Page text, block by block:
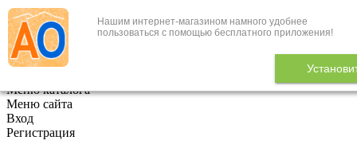
Нашим интернет-магазином намного удобнее
пользоваться с помощью бесплатного приложения!
+7 (495) 646-888-1
В корзине 0
Меню каталога
Меню сайта
Вход
Регистрация